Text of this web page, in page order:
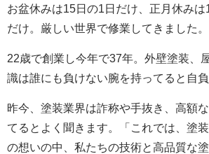
お盆休みは15日の1日だけ、正月休みは
だけ。厳しい世界で修業してきました。
22歳で創業し今年で37年。外壁塗装、
識は誰にも負けない腕を持ってると自負
昨今、塗装業界は詐称や手抜き、高額
てるとよく聞きます。「これでは、塗
の想いの中、私たちの技術と高品質な